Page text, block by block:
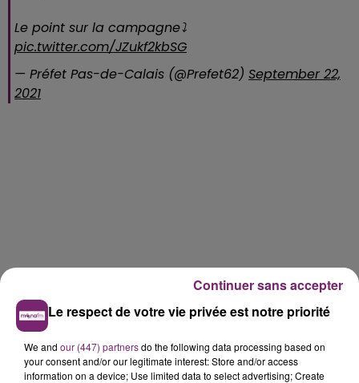
Le point sur la campagne⤵️
pic.twitter.com/JZukf2kbSG
— Préfet Pas-de-Calais (@Prefet62) September 22,
2021
Le respect de votre vie privée est notre priorité
We and our (447) partnersdo the following data processing based on
your consent and/or our legitimate interest: Store and/or access
information on a device; Use limited data to select advertising; Create
Continuer sans accepter